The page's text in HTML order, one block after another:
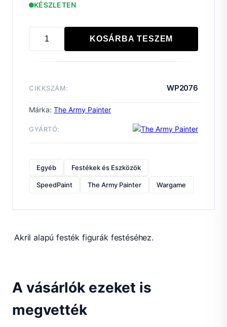
KÉSZLETEN
Speedpaint:
mennyiség
KOSÁRBA TESZEM
CIKKSZÁM: WP2076
Márka: The Army Painter
GYÁRTÓ:
Egyéb Festékek és Eszközök
SpeedPaint The Army Painter Wargame
Akril alapú festék figurák festéséhez.
A vásárlók ezeket is
megvették